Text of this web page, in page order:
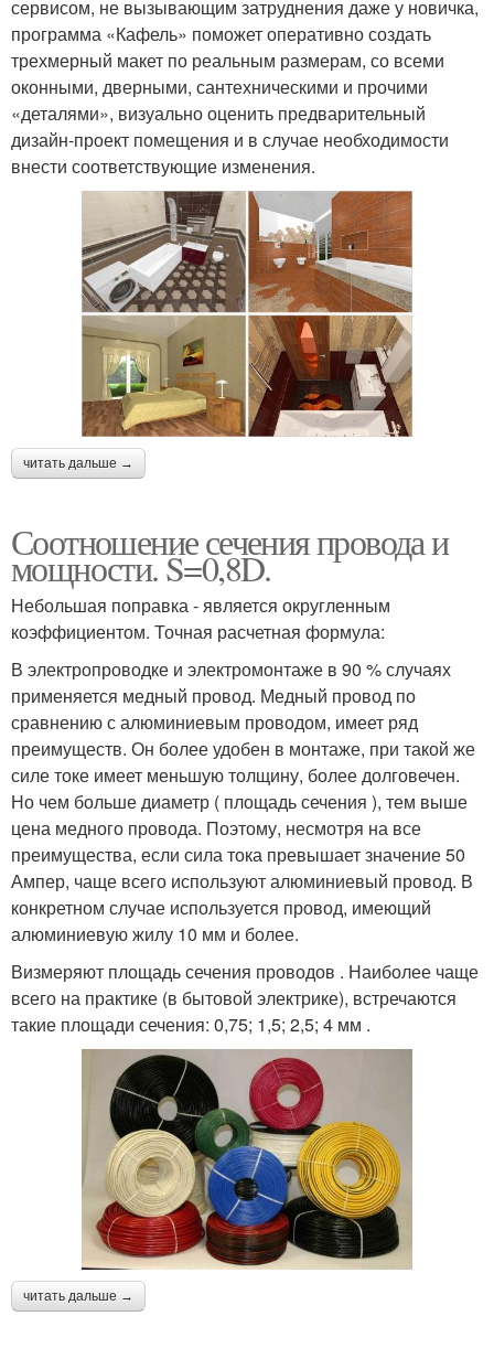
сервисом, не вызывающим затруднения даже у новичка,
программа «Кафель» поможет оперативно создать
трехмерный макет по реальным размерам, со всеми
оконными, дверными, сантехническими и прочими
«деталями», визуально оценить предварительный
дизайн-проект помещения и в случае необходимости
внести соответствующие изменения.
читать дальше →
Соотношение сечения провода и
мощности. S=0,8D.
Небольшая поправка - является округленным
коэффициентом. Точная расчетная формула:
В электропроводке и электромонтаже в 90 % случаях
применяется медный провод. Медный провод по
сравнению с алюминиевым проводом, имеет ряд
преимуществ. Он более удобен в монтаже, при такой же
силе токе имеет меньшую толщину, более долговечен.
Но чем больше диаметр ( площадь сечения ), тем выше
цена медного провода. Поэтому, несмотря на все
преимущества, если сила тока превышает значение 50
Ампер, чаще всего используют алюминиевый провод. В
конкретном случае используется провод, имеющий
алюминиевую жилу 10 мм и более.
Визмеряют площадь сечения проводов . Наиболее чаще
всего на практике (в бытовой электрике), встречаются
такие площади сечения: 0,75; 1,5; 2,5; 4 мм .
читать дальше →